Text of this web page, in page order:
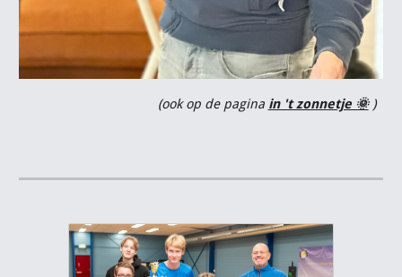
(ook op de pagina in 't zonnetje 🌞 )